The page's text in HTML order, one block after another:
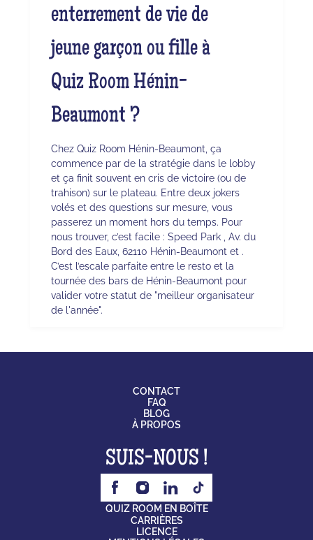
enterrement de vie de
jeune garçon ou fille à
Quiz Room Hénin-
Beaumont ?
Chez Quiz Room Hénin-Beaumont, ça
commence par de la stratégie dans le lobby
et ça finit souvent en cris de victoire (ou de
trahison) sur le plateau. Entre deux jokers
volés et des questions sur mesure, vous
passerez un moment hors du temps. Pour
nous trouver, c’est facile : Speed Park , Av. du
Bord des Eaux, 62110 Hénin-Beaumont et .
C’est l’escale parfaite entre le resto et la
tournée des bars de Hénin-Beaumont pour
valider votre statut de "meilleur organisateur
de l'année".
CONTACT
FAQ
BLOG
À PROPOS
SUIS-NOUS !
QUIZ ROOM EN BOÎTE
CARRIÈRES
LICENCE